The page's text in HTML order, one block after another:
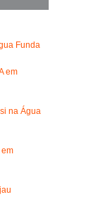
Funda
em
na Água